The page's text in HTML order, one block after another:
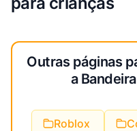
Outras páginas
a
Roblox